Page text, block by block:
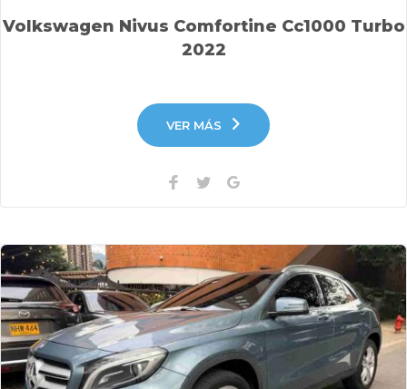
Volkswagen Nivus Comfortine Cc1000 Turbo
2022
VER MÁS
Facebook
Twitter